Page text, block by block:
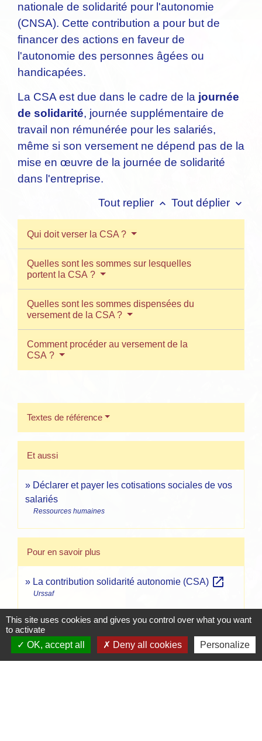
nationale de solidarité pour l'autonomie
(CNSA). Cette contribution a pour but de
financer des actions en faveur de
l'autonomie des personnes âgées ou
handicapées.
La CSA est due dans le cadre de la journée
de solidarité, journée supplémentaire de
travail non rémunérée pour les salariés,
même si son versement ne dépend pas de la
mise en œuvre de la journée de solidarité
dans l'entreprise.
Tout replier keyboard_arrow_up Tout déplier keyboard_arrow_down
Qui doit verser la CSA ?
Quelles sont les sommes sur lesquelles
portent la CSA ?
Quelles sont les sommes dispensées du
versement de la CSA ?
Comment procéder au versement de la
CSA ?
Textes de référence
Et aussi
Déclarer et payer les cotisations sociales de vos
salariés
Ressources humaines
Pour en savoir plus
La contribution solidarité autonomie (CSA) open_in_new
Urssaf
Signaler une erreur sur cette page
This site uses cookies and gives you control over what you want
to activate
OK, accept all
Deny all cookies Personalize